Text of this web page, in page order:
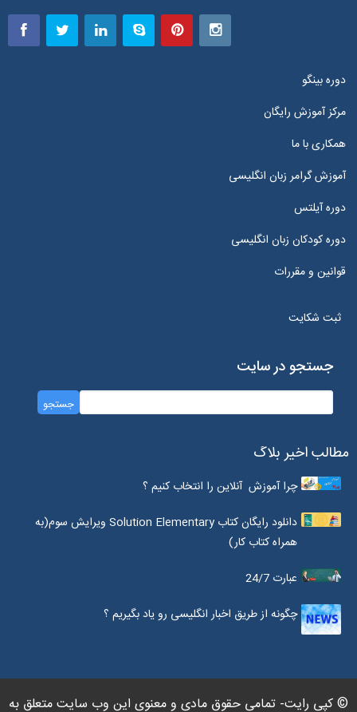
دوره بینگو
مرکز آموزش رایگان
همکاری با ما
آموزش گرامر زبان انگلیسی
دوره آیلتس
دوره کودکان زبان انگلیسی
قوانین و مقررات
ثبت شکایت
جستجو در سایت
مطالب اخیر بلاگ
چرا آموزش آنلاین را انتخاب کنیم ؟
دانلود رایگان کتاب Solution Elementary ویرایش سوم(به
همراه کتاب کار)
عبارت 24/7
چگونه از طریق اخبار انگلیسی رو یاد بگیریم ؟
© کپی رایت- تمامی حقوق مادی و معنوی این وب سایت متعلق به